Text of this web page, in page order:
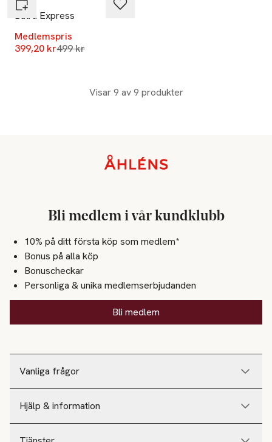
Batra Express
Medlemspris
399,20 krLägsta pris 30 dagar
499 kr
Visar 9 av 9 produkter
Vanliga frågor
Hjälp & information
Bli medlem i vår kundklubb
10% på ditt första köp som medlem*
Bonus på alla köp
Bonuscheckar
Personliga & unika medlemserbjudanden
Bli medlem